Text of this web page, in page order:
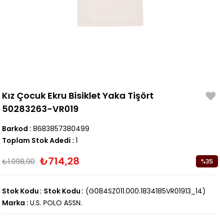
Kız Çocuk Ekru Bisiklet Yaka Tişört
50283263-VR019
Barkod : 8683857380499
Toplam Stok Adedi : 1
₺1.098,90 ₺714,28 %35
(G084SZ011.000.1834185VR01913_14)
Stok Kodu Stok Kodu
Marka : U.S. POLO ASSN.